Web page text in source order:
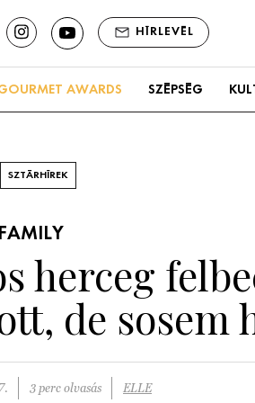
HÍRLEVÉL
AWARDS SZÉPSÉG
SZTÁRHÍREK
herceg
de sosem
3 perc olvasás ELLE